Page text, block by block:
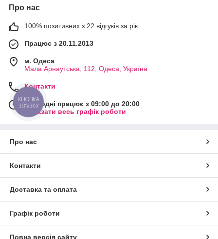
Про нас
100% позитивних з 22 відгуків за рік
Працює з 20.11.2013
м. Одеса
Мала Арнаутська, 112, Одеса, Україна
Контакти
Сьогодні працює з 09:00 до 20:00
Показати весь графік роботи
Про нас
Контакти
Доставка та оплата
Графік роботи
Повна версія сайту
КНОПКА
ЗВ'ЯЗКУ